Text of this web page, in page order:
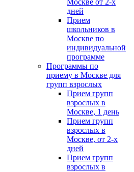
Москве от 2-х
дней
Прием
школьников в
Москве по
индивидуальной
программе
Программы по
приему в Москве для
групп взрослых
Прием групп
взрослых в
Москве, 1 день
Прием групп
взрослых в
Москве, от 2-х
дней
Прием групп
взрослых в